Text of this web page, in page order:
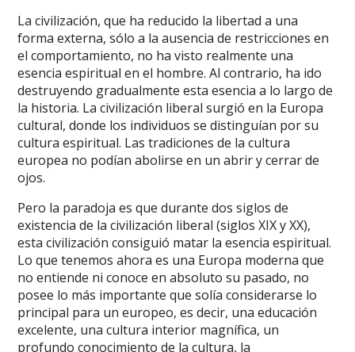
La civilización, que ha reducido la libertad a una
forma externa, sólo a la ausencia de restricciones en
el comportamiento, no ha visto realmente una
esencia espiritual en el hombre. Al contrario, ha ido
destruyendo gradualmente esta esencia a lo largo de
la historia. La civilización liberal surgió en la Europa
cultural, donde los individuos se distinguían por su
cultura espiritual. Las tradiciones de la cultura
europea no podían abolirse en un abrir y cerrar de
ojos.
Pero la paradoja es que durante dos siglos de
existencia de la civilización liberal (siglos XIX y XX),
esta civilización consiguió matar la esencia espiritual.
Lo que tenemos ahora es una Europa moderna que
no entiende ni conoce en absoluto su pasado, no
posee lo más importante que solía considerarse lo
principal para un europeo, es decir, una educación
excelente, una cultura interior magnífica, un
profundo conocimiento de la cultura, la